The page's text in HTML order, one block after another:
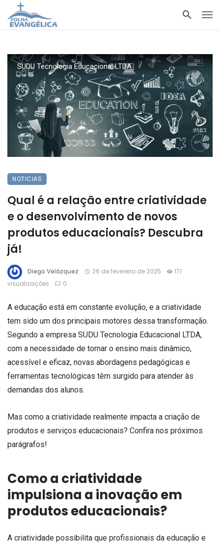
SUDU Tecnologia Educacional LTDA
NOTICIAS
Qual é a relação entre criatividade
e o desenvolvimento de novos
produtos educacionais? Descubra
já!
Diego Velázquez 26 de fevereiro de 2025
171
visualizações
0
A educação está em constante evolução, e a criatividade
tem sido um dos principais motores dessa transformação.
Segundo a empresa SUDU Tecnologia Educacional LTDA,
com a necessidade de tornar o ensino mais dinâmico,
acessível e eficaz, novas abordagens pedagógicas e
ferramentas tecnológicas têm surgido para atender às
demandas dos alunos.
Mas como a criatividade realmente impacta a criação de
produtos e serviços educacionais? Confira nos próximos
parágrafos!
Como a criatividade
impulsiona a inovação em
produtos educacionais?
A criatividade possibilita que profissionais da educação e